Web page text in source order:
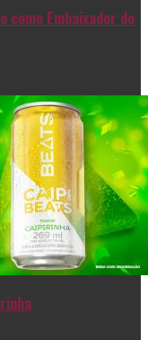
como Embaixador do